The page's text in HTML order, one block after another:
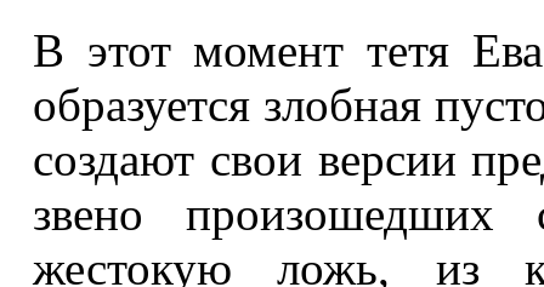
В этот момент тетя
образуется злобная
создают свои версии
звено
жестокую ложь, из